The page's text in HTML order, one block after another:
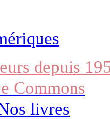
depuis
Commons
livres